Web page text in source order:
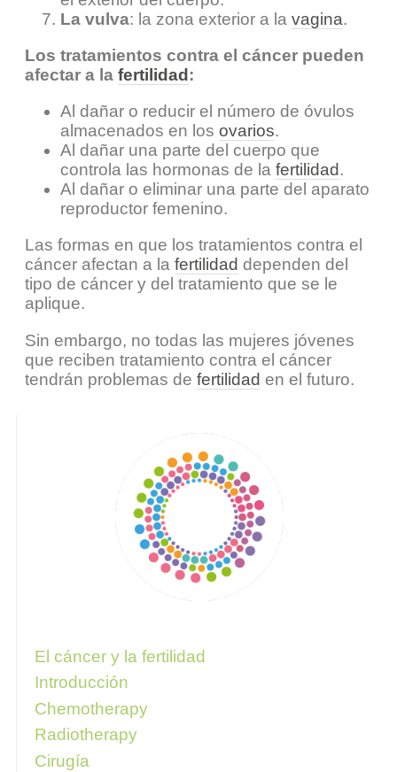
La vulva: la zona exterior a la vagina.
Los tratamientos contra el cáncer pueden
afectar a la fertilidad :
Al dañar o reducir el número de óvulos
almacenados en los ovarios.
Al dañar una parte del cuerpo que
controla las hormonas de la fertilidad.
Al dañar o eliminar una parte del aparato
reproductor femenino.
Las formas en que los tratamientos contra el
cáncer afectan a la fertilidad dependen del
tipo de cáncer y del tratamiento que se le
aplique.
Sin embargo, no todas las mujeres jóvenes
que reciben tratamiento contra el cáncer
tendrán problemas de fertilidad en el futuro.
El cáncer y la fertilidad
Introducción
Chemotherapy
Radiotherapy
Cirugía